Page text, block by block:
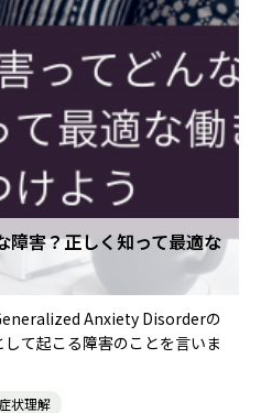
障害？正しく知って最適な
Anxiety Disorderの
て起こる障害のことを言いま
状理解